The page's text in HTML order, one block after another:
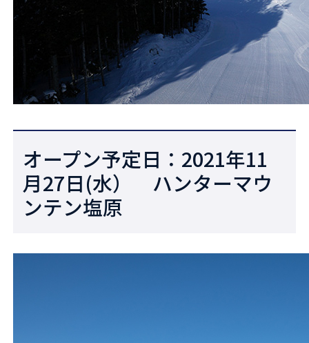
オープン予定日：2021年11
月27日(水） ハンターマウ
ンテン塩原